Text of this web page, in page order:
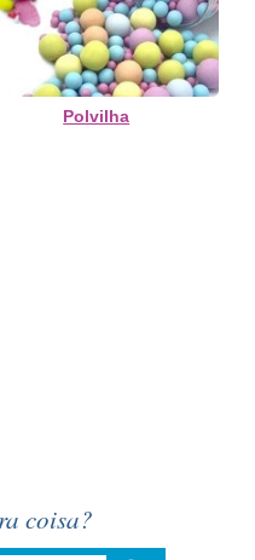
Polvilha
coisa?